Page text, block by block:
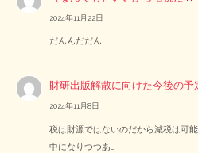
2024年11月22日
だんんだだん
財研出版解散に向けた今後の予
2024年11月8日
税は財源ではないのだから減税は可
中になりつつあ…